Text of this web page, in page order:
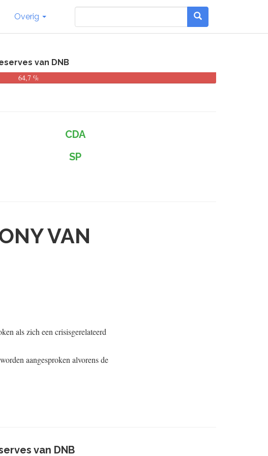
Overig
van DNB
64,7 %
CDA
SP
VAN
als zich een crisisgerelateerd
aangesproken alvorens de
van DNB